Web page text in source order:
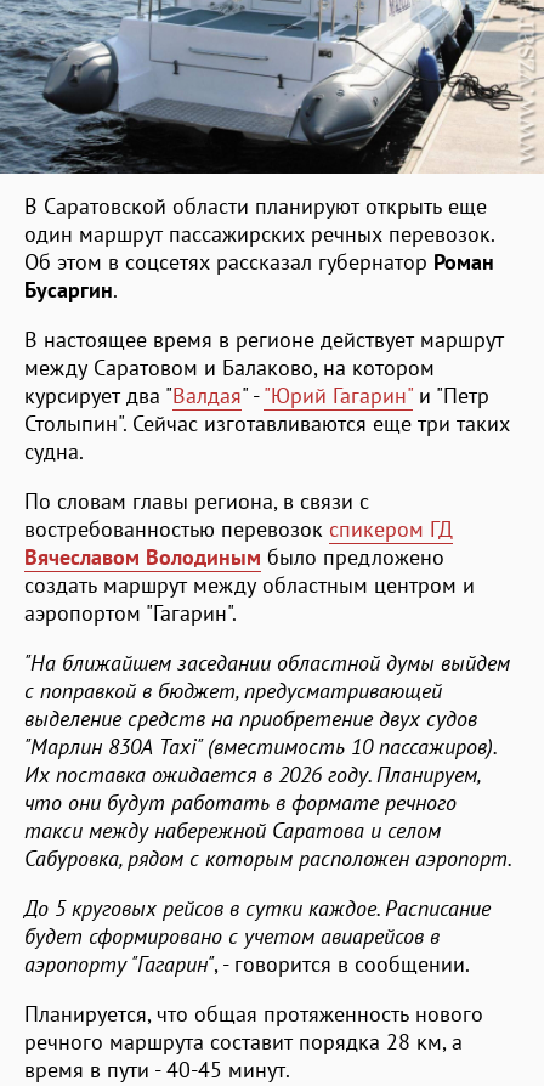
В Саратовской области планируют открыть еще
один маршрут пассажирских речных перевозок.
Об этом в соцсетях рассказал губернатор Роман
Бусаргин.
В настоящее время в регионе действует маршрут
между Саратовом и Балаково, на котором
курсирует два "Валдая" -"Юрий Гагарин" и "Петр
Столыпин". Сейчас изготавливаются еще три таких
судна.
По словам главы региона, в связи с
востребованностью перевозок спикером ГД
Вячеславом Володиным было предложено
создать маршрут между областным центром и
аэропортом "Гагарин".
"На ближайшем заседании областной думы выйдем
с поправкой в бюджет, предусматривающей
выделение средств на приобретение двух судов
"Марлин 830А Taxi" (вместимость 10 пассажиров).
Их поставка ожидается в 2026 году. Планируем,
что они будут работать в формате речного
такси между набережной Саратова и селом
Сабуровка, рядом с которым расположен аэропорт.
До 5 круговых рейсов в сутки каждое. Расписание
будет сформировано с учетом авиарейсов в
аэропорту "Гагарин", - говорится в сообщении.
Планируется, что общая протяженность нового
речного маршрута составит порядка 28 км, а
время в пути - 40-45 минут.